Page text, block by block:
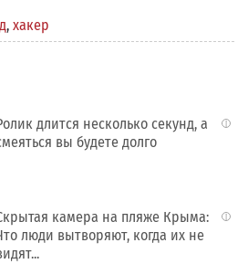
, хакер
i
длится несколько секунд, а
вы будете долго
i
камера на пляже Крыма:
люди вытворяют, когда их не